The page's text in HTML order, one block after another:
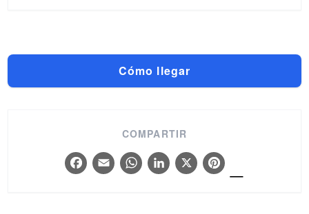
Cómo llegar
COMPARTIR
Facebook
EmailWhatsApp
LinkedIn
X